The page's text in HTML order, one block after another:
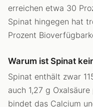
erreichen etwa 30
Spinat hingegen hat
Prozent
Warum ist Spinat
Spinat enthält zwar
auch 1,27 g
bindet das Calcium